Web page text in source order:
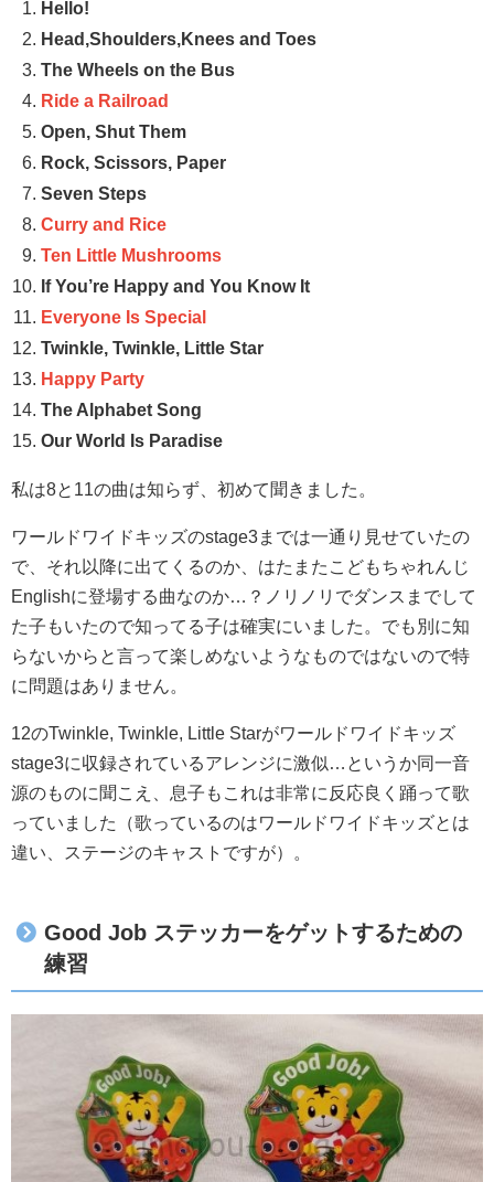
Hello!
Head,Shoulders,Knees and Toes
The Wheels on the Bus
Ride a Railroad
Open, Shut Them
Rock, Scissors, Paper
Seven Steps
Curry and Rice
Ten Little Mushrooms
If You’re Happy and You Know It
Everyone Is Special
Twinkle, Twinkle, Little Star
Happy Party
The Alphabet Song
Our World Is Paradise
私は8と11の曲は知らず、初めて聞きました。
ワールドワイドキッズのstage3までは一通り見せていたの
で、それ以降に出てくるのか、はたまたこどもちゃれんじ
Englishに登場する曲なのか…？ノリノリでダンスまでして
た子もいたので知ってる子は確実にいました。でも別に知
らないからと言って楽しめないようなものではないので特
に問題はありません。
12のTwinkle, Twinkle, Little Starがワールドワイドキッズ
stage3に収録されているアレンジに激似…というか同一音
源のものに聞こえ、息子もこれは非常に反応良く踊って歌
っていました（歌っているのはワールドワイドキッズとは
違い、ステージのキャストですが）。
Good Job ステッカーをゲットするための
練習